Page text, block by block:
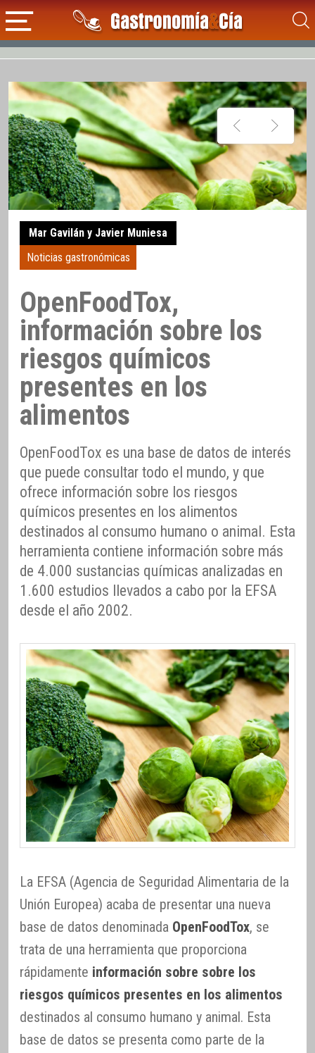
Mar Gavilán y Javier Muniesa
Noticias gastronómicas
OpenFoodTox,
información sobre los
riesgos químicos
presentes en los
alimentos
OpenFoodTox es una base de datos de interés
que puede consultar todo el mundo, y que
ofrece información sobre los riesgos
químicos presentes en los alimentos
destinados al consumo humano o animal. Esta
herramienta contiene información sobre más
de 4.000 sustancias químicas analizadas en
1.600 estudios llevados a cabo por la EFSA
desde el año 2002.
La EFSA (Agencia de Seguridad Alimentaria de la
Unión Europea) acaba de presentar una nueva
base de datos denominada OpenFoodTox, se
trata de una herramienta que proporciona
rápidamente información sobre sobre los
riesgos químicos presentes en los alimentos
destinados al consumo humano y animal. Esta
base de datos se presenta como parte de la